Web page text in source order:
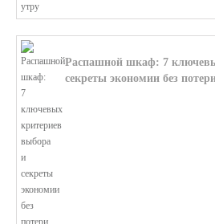
Распашной шкаф: 7
секреты экономии без